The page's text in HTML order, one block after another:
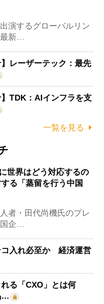
演するグローバルリン
最新…
レーザーテック：最先
】TDK：AIインフラを支
一覧を見る
世界はどう対応するの
る「蒸留を行う中国
者・田代尚機氏のプレ
国企…
コ入れ必至か 経済運営
る「CXO」とは何
…